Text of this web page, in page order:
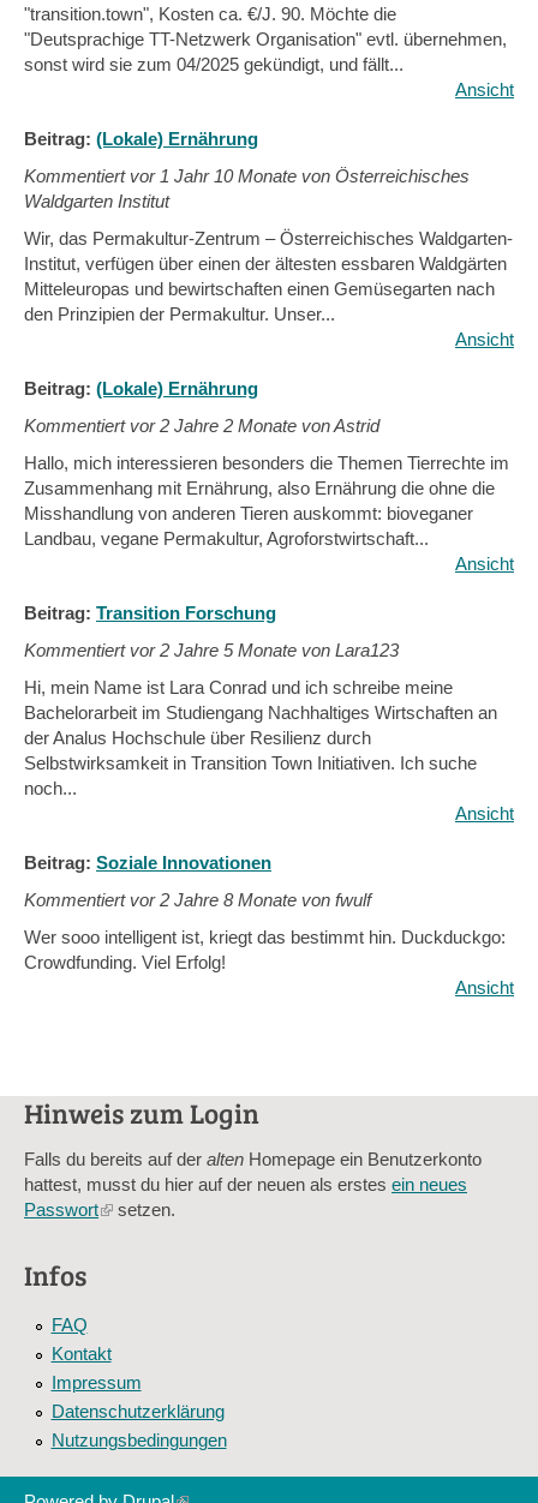
"transition.town", Kosten ca. €/J. 90. Möchte die
"Deutsprachige TT-Netzwerk Organisation" evtl. übernehmen,
sonst wird sie zum 04/2025 gekündigt, und fällt...
Ansicht
Beitrag: (Lokale) Ernährung
Kommentiert vor 1 Jahr 10 Monate von Österreichisches
Waldgarten Institut
Wir, das Permakultur-Zentrum – Österreichisches Waldgarten-
Institut, verfügen über einen der ältesten essbaren Waldgärten
Mitteleuropas und bewirtschaften einen Gemüsegarten nach
den Prinzipien der Permakultur. Unser...
Ansicht
Beitrag: (Lokale) Ernährung
Kommentiert vor2 Jahre 2 Monate von Astrid
Hallo, mich interessieren besonders die Themen Tierrechte im
Zusammenhang mit Ernährung, also Ernährung die ohne die
Misshandlung von anderen Tieren auskommt: bioveganer
Landbau, vegane Permakultur, Agroforstwirtschaft...
Ansicht
Beitrag: Transition Forschung
Kommentiert vor2 Jahre 5 Monate von Lara123
Hi, mein Name ist Lara Conrad und ich schreibe meine
Bachelorarbeit im Studiengang Nachhaltiges Wirtschaften an
der Analus Hochschule über Resilienz durch
Selbstwirksamkeit in Transition Town Initiativen. Ich suche
noch...
Ansicht
Beitrag: Soziale Innovationen
Kommentiert vor2 Jahre 8 Monate von fwulf
Wer sooo intelligent ist, kriegt das bestimmt hin. Duckduckgo:
Crowdfunding. Viel Erfolg!
Ansicht
Hinweis zum Login
Falls du bereits auf der alten Homepage ein Benutzerkonto
hattest, musst du hier auf der neuen als erstes ein neues
Passwort(linksetzen.
Infos
FAQ
Kontakt
Impressum
Datenschutzerklärung
Nutzungsbedingungen